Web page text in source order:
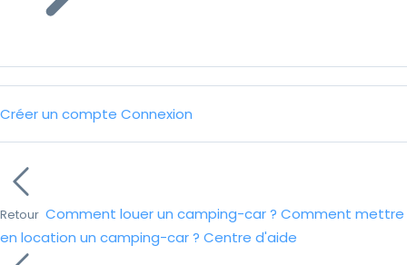
Créer un compte Connexion
Retour Comment louer un camping-car ? Comment mettre
en location un camping-car ? Centre d'aide